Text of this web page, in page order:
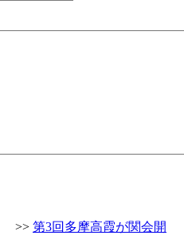
>> 第3回多摩高霞が関会開